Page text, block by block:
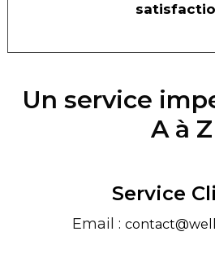
Un service
A à Z
Service
Email :